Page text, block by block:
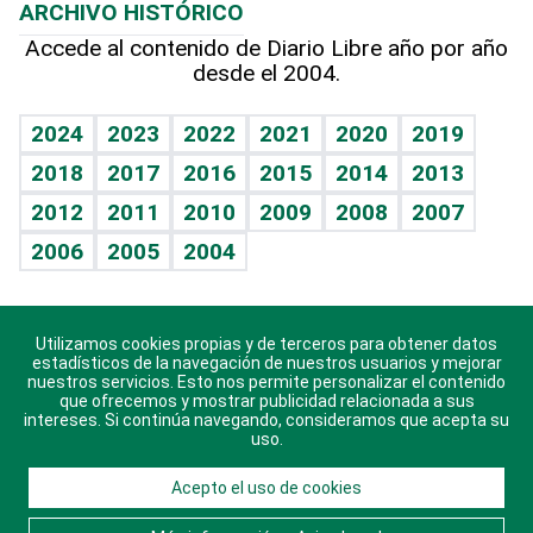
Hablando con el pediatra
Vida y familia
Eñe
Celebrando la vida
Sin complejos
En pocas palabras
Escuchando al corazón
Economía Personal
TBT Deportivo
Más firmas
Hecho en casa
Guía del dinero
Cumpleaños
Horóscopos
Crucigramas
ARCHIVO HISTÓRICO
Accede al contenido de Diario Libre año por año
desde el 2004.
2024 2023 2022 2021 2020
2019
2018
2017 2016 2015 2014
2013
2012
2011 2010 2009 2008
2007
2006
2005 2004
Descarga nuestras aplicaciones para Android, iOS y
sistema Huawei.
© 2021 Diario Libre, todos los derechos reservados.
Utilizamos cookies propias y de terceros para obtener datos
estadísticos de la navegación de nuestros usuarios y mejorar
nuestros servicios. Esto nos permite personalizar el contenido
que ofrecemos y mostrar publicidad relacionada a sus
intereses. Si continúa navegando, consideramos que acepta su
uso.
Acepto el uso de cookies